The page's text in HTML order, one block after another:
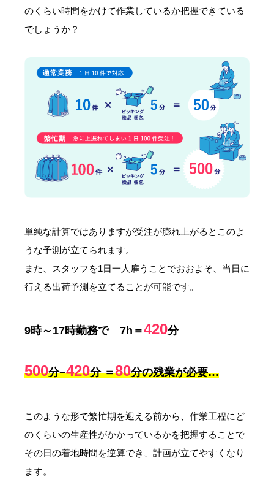
のくらい時間をかけて作業しているか把握できている
でしょうか？
単純な計算ではありますが受注が膨れ上がるとこのよ
うな予測が立てられます。
また、スタッフを1日一人雇うことでおおよそ、当日に
行える出荷予測を立てることが可能です。
9時～17時勤務で 7h＝420分
500分−420分 ＝80分の残業が必要…
このような形で繁忙期を迎える前から、作業工程にど
のくらいの生産性がかかっているかを把握することで
その日の着地時間を逆算でき、計画が立てやすくなり
ます。